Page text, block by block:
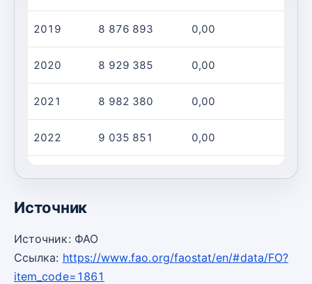
2019 8 876 893 0,00
2020 8 929 385 0,00
2021 8 982 380 0,00
2022 9 035 851 0,00
Источник
Источник: ФАО
Ссылка: https://www.fao.org/faostat/en/#data/FO?
item_code=1861